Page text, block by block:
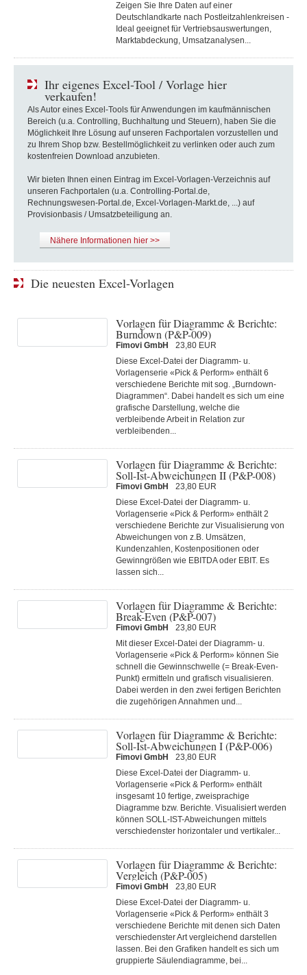
Zeigen Sie Ihre Daten auf einer
Deutschlandkarte nach Postleitzahlenkreisen -
Ideal geeignet für Vertriebsauswertungen,
Marktabdeckung, Umsatzanalysen...
Ihr eigenes Excel-Tool / Vorlage hier
verkaufen!
Als Autor eines Excel-Tools für Anwendungen im kaufmännischen
Bereich (u.a. Controlling, Buchhaltung und Steuern), haben Sie die
Möglichkeit Ihre Lösung auf unseren Fachportalen vorzustellen und
zu Ihrem Shop bzw. Bestellmöglichkeit zu verlinken oder auch zum
kostenfreien Download anzubieten.
Wir bieten Ihnen einen Eintrag im Excel-Vorlagen-Verzeichnis auf
unseren Fachportalen (u.a. Controlling-Portal.de,
Rechnungswesen-Portal.de, Excel-Vorlagen-Markt.de, ...) auf
Provisionbasis / Umsatzbeteiligung an.
Nähere Informationen hier >>
Die neuesten Excel-Vorlagen
Vorlagen für Diagramme & Berichte:
Burndown (P&P-009)
Fimovi GmbH
23,80 EUR
Diese Excel-Datei der Diagramm- u.
Vorlagenserie «Pick & Perform» enthält 6
verschiedene Berichte mit sog. „Burndown-
Diagrammen“. Dabei handelt es sich um eine
grafische Darstellung, welche die
verbleibende Arbeit in Relation zur
verbleibenden...
Vorlagen für Diagramme & Berichte:
Soll-Ist-Abweichungen II (P&P-008)
Fimovi GmbH
23,80 EUR
Diese Excel-Datei der Diagramm- u.
Vorlagenserie «Pick & Perform» enthält 2
verschiedene Berichte zur Visualisierung von
Abweichungen von z.B. Umsätzen,
Kundenzahlen, Kostenpositionen oder
Gewinngrößen wie EBITDA oder EBIT. Es
lassen sich...
Vorlagen für Diagramme & Berichte:
Break-Even (P&P-007)
Fimovi GmbH
23,80 EUR
Mit dieser Excel-Datei der Diagramm- u.
Vorlagenserie «Pick & Perform» können Sie
schnell die Gewinnschwelle (= Break-Even-
Punkt) ermitteln und grafisch visualisieren.
Dabei werden in den zwei fertigen Berichten
die zugehörigen Annahmen und...
Vorlagen für Diagramme & Berichte:
Soll-Ist-Abweichungen I (P&P-006)
Fimovi GmbH
23,80 EUR
Diese Excel-Datei der Diagramm- u.
Vorlagenserie «Pick & Perform» enthält
insgesamt 10 fertige, zweisprachige
Diagramme bzw. Berichte. Visualisiert werden
können SOLL-IST-Abweichungen mittels
verschiedenster horizontaler und vertikaler...
Vorlagen für Diagramme & Berichte:
Vergleich (P&P-005)
Fimovi GmbH
23,80 EUR
Diese Excel-Datei der Diagramm- u.
Vorlagenserie «Pick & Perform» enthält 3
verschiedene Berichte mit denen sich Daten
verschiedenster Art vergleichend darstellen
lassen. Bei den Grafiken handelt es sich um
gruppierte Säulendiagramme, bei...